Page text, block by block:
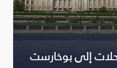
إلى بوخارست